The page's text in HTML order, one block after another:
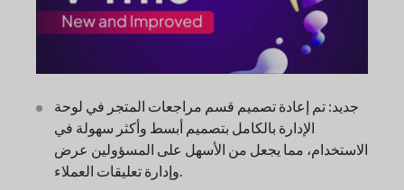
جديد: تم إعادة تصميم قسم مراجعات المتجر في لوحة
الإدارة بالكامل بتصميم أبسط وأكثر سهولة في
الاستخدام، مما يجعل من الأسهل على المسؤولين عرض
وإدارة تعليقات العملاء.